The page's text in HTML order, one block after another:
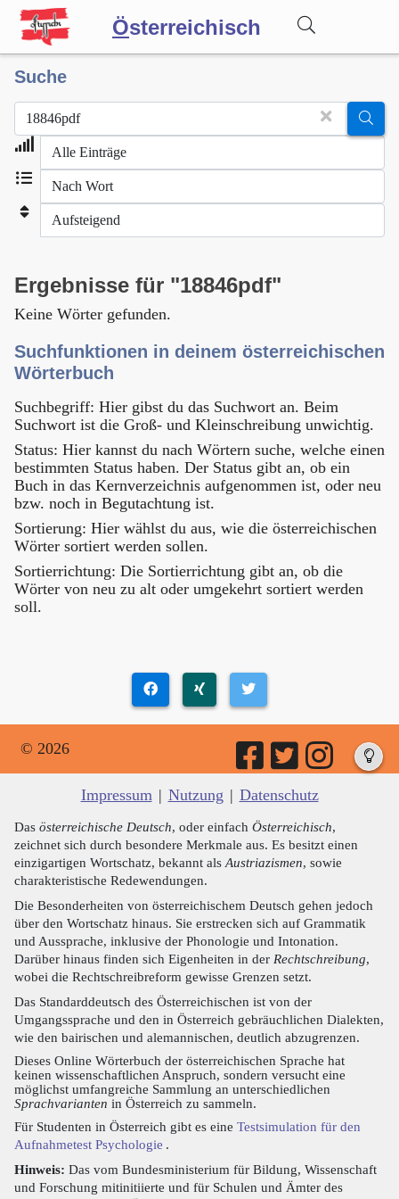
Österreichisch
Wörterbuch
Forum
Blog
Suche
Ergebnisse für "18846pdf"
Keine Wörter gefunden.
Suchfunktionen in deinem österreichischen
Wörterbuch
Suchbegriff: Hier gibst du das Suchwort an. Beim
Suchwort ist die Groß- und Kleinschreibung unwichtig.
Status: Hier kannst du nach Wörtern suche, welche einen
bestimmten Status haben. Der Status gibt an, ob ein
Buch in das Kernverzeichnis aufgenommen ist, oder neu
bzw. noch in Begutachtung ist.
Sortierung: Hier wählst du aus, wie die österreichischen
Wörter sortiert werden sollen.
Sortierrichtung: Die Sortierrichtung gibt an, ob die
Wörter von neu zu alt oder umgekehrt sortiert werden
soll.
© 2026
Impressum | Nutzung | Datenschutz
Das österreichische Deutsch, oder einfach Österreichisch,
zeichnet sich durch besondere Merkmale aus. Es besitzt einen
einzigartigen Wortschatz, bekannt als Austriazismen, sowie
charakteristische Redewendungen.
Die Besonderheiten von österreichischem Deutsch gehen jedoch
über den Wortschatz hinaus. Sie erstrecken sich auf Grammatik
und Aussprache, inklusive der Phonologie und Intonation.
Darüber hinaus finden sich Eigenheiten in der Rechtschreibung,
wobei die Rechtschreibreform gewisse Grenzen setzt.
Das Standarddeutsch des Österreichischen ist von der
Umgangssprache und den in Österreich gebräuchlichen Dialekten,
wie den bairischen und alemannischen, deutlich abzugrenzen.
Dieses Online Wörterbuch der österreichischen Sprache hat
keinen wissenschaftlichen Anspruch, sondern versucht eine
möglichst umfangreiche Sammlung an unterschiedlichen
Sprachvarianten in Österreich zu sammeln.
Für Studenten in Österreich gibt es eine Testsimulation für den
Aufnahmetest Psychologie .
Hinweis: Das vom Bundesministerium für Bildung, Wissenschaft
und Forschung mitinitiierte und für Schulen und Ämter des